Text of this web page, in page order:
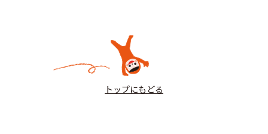
トップにもどる